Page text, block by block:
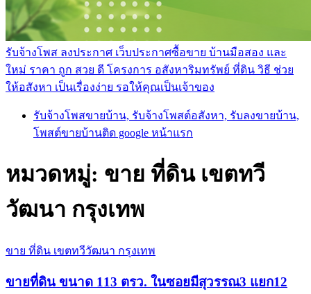
รับจ้างโพส ลงประกาศ เว็บประกาศซื้อขาย บ้านมือสอง และ
ใหม่ ราคา ถูก สวย ดี โครงการ อสังหาริมทรัพย์ ที่ดิน วิธี ช่วย
ให้อสังหา เป็นเรื่องง่าย รอให้คุณเป็นเจ้าของ
รับจ้างโพสขายบ้าน, รับจ้างโพสต์อสังหา, รับลงขายบ้าน,
โพสต์ขายบ้านติด google หน้าแรก
หมวดหมู่: ขาย ที่ดิน เขตทวี
วัฒนา กรุงเทพ
ขาย ที่ดิน เขตทวีวัฒนา กรุงเทพ
ขายที่ดิน ขนาด 113 ตรว. ในซอยมีสุวรรณ3 แยก12